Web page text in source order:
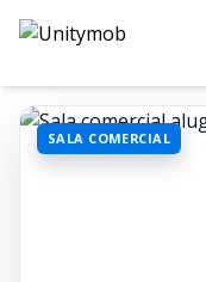
SALA COMERCIAL